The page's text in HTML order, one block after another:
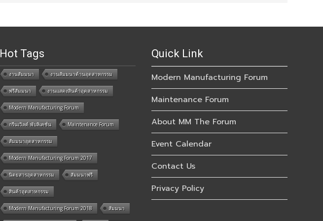
Hot Tags
งานสัมมนา งานสัมมนาด้านอุตสาหกรรม
ฟรีสัมมนา งานแสดงสินค้าอุตสาหกรรม
Modern Manufacturing Forum
กรีนเวิลด์ พับลิเคชั่น Maintenance Forum
สัมมนาอุตสาหกรรม
Modern Manufacturing Forum 2017
นิตยสารอุตสาหกรรม สัมมนาฟรี
สินค้าอุตสาหกรรม
Modern Manufacturing Forum 2018 สัมมนา
Quick Link
Modern Manufacturing Forum
Maintenance Forum
About MM The Forum
Event Calendar
Contact Us
Privacy Policy